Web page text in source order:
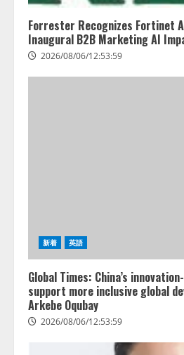
2026/08/06/
PeopleX、
い方』の刊
Forrester Recognizes Fortinet
Inaugural B2B Marketing AI
2026/08/06/12:53:59
新着 英語
Global Times: China’s
support more inclusive global
Arkebe Oqubay
2026/08/06/12:53:59